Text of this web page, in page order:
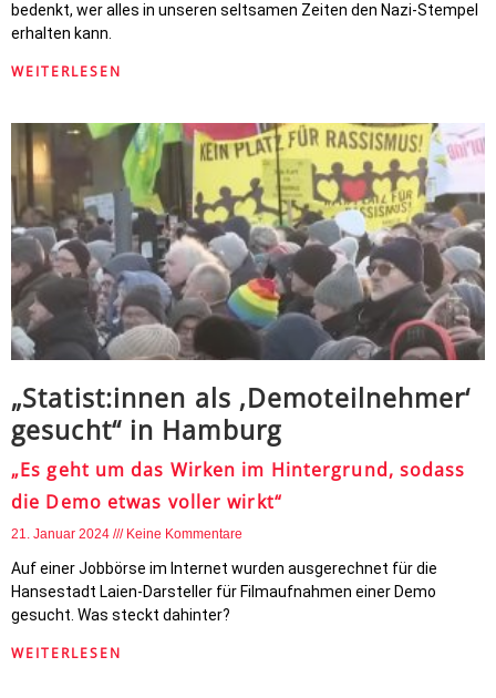
bedenkt, wer alles in unseren seltsamen Zeiten den Nazi-Stempel
erhalten kann.
WEITERLESEN
„Statist:innen als ‚Demoteilnehmer‘
gesucht“ in Hamburg
„Es geht um das Wirken im Hintergrund, sodass
die Demo etwas voller wirkt“
21. Januar 2024 Keine Kommentare
Auf einer Jobbörse im Internet wurden ausgerechnet für die
Hansestadt Laien-Darsteller für Filmaufnahmen einer Demo
gesucht. Was steckt dahinter?
WEITERLESEN